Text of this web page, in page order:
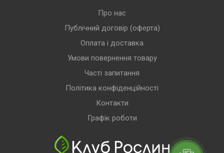
Про нас
Публічний договір (оферта)
Оплата і доставка
Умови повернення товару
Часті запитання
Політика конфіденційності
Контакти
Графік роботи